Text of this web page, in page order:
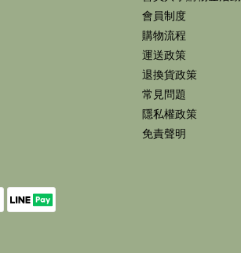
會員制度
購物流程
運送政策
退換貨政策
常見問題
隱私權政策
免責聲明